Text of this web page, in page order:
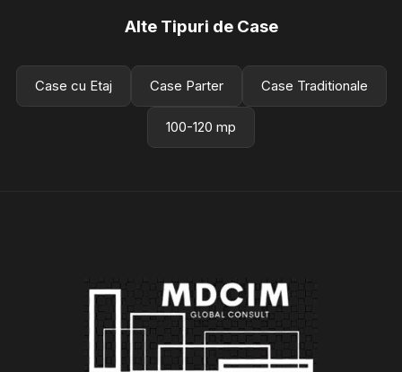
Alte Tipuri de Case
Case cu Etaj Case Parter Case Traditionale
100-120 mp